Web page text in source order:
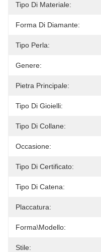
Tipo Di Materiale:
Forma Di Diamante:
Tipo Perla:
Genere:
Pietra Principale:
Tipo Di Gioielli:
Tipo Di Collane:
Occasione:
Tipo Di Certificato:
Tipo Di Catena:
Placcatura:
Forma\modello:
Stile: